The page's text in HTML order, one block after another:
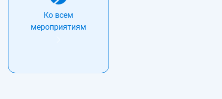
Ко всем
мероприятиям